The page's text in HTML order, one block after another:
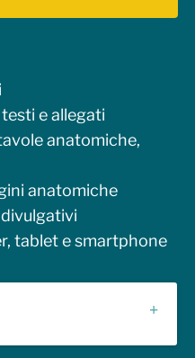
e allegati
anatomiche,
anatomiche
tablet e smartphone